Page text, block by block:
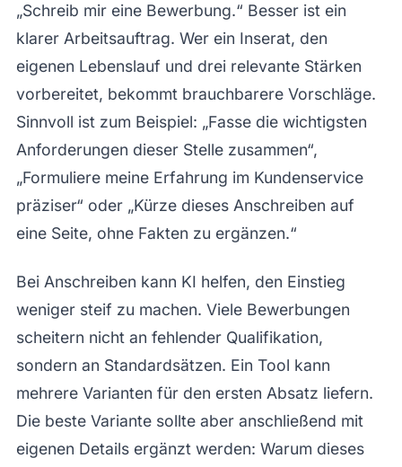
„Schreib mir eine Bewerbung.“ Besser ist ein
klarer Arbeitsauftrag. Wer ein Inserat, den
eigenen Lebenslauf und drei relevante Stärken
vorbereitet, bekommt brauchbarere Vorschläge.
Sinnvoll ist zum Beispiel: „Fasse die wichtigsten
Anforderungen dieser Stelle zusammen“,
„Formuliere meine Erfahrung im Kundenservice
präziser“ oder „Kürze dieses Anschreiben auf
eine Seite, ohne Fakten zu ergänzen.“
Bei Anschreiben kann KI helfen, den Einstieg
weniger steif zu machen. Viele Bewerbungen
scheitern nicht an fehlender Qualifikation,
sondern an Standardsätzen. Ein Tool kann
mehrere Varianten für den ersten Absatz liefern.
Die beste Variante sollte aber anschließend mit
eigenen Details ergänzt werden: Warum dieses